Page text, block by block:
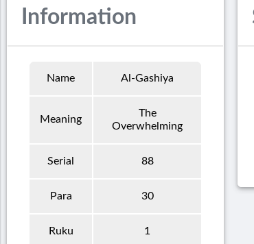
Information
Name Al-Gashiya
Meaning
The
Overwhelming
Serial 88
Para 30
Ruku 1